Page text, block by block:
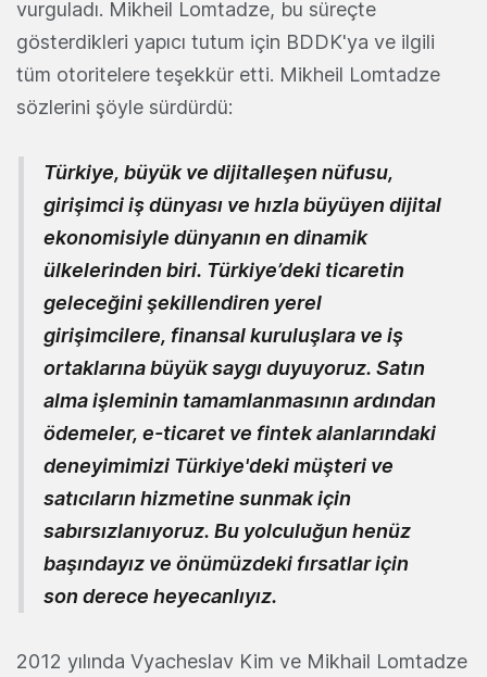
vurguladı. Mikheil Lomtadze, bu süreçte
gösterdikleri yapıcı tutum için BDDK'ya ve ilgili
tüm otoritelere teşekkür etti. Mikheil Lomtadze
sözlerini şöyle sürdürdü:
Türkiye, büyük ve dijitalleşen nüfusu,
girişimci iş dünyası ve hızla büyüyen dijital
ekonomisiyle dünyanın en dinamik
ülkelerinden biri. Türkiye’deki ticaretin
geleceğini şekillendiren yerel
girişimcilere, finansal kuruluşlara ve iş
ortaklarına büyük saygı duyuyoruz. Satın
alma işleminin tamamlanmasının ardından
ödemeler, e-ticaret ve fintek alanlarındaki
deneyimimizi Türkiye'deki müşteri ve
satıcıların hizmetine sunmak için
sabırsızlanıyoruz. Bu yolculuğun henüz
başındayız ve önümüzdeki fırsatlar için
son derece heyecanlıyız.
2012 yılında Vyacheslav Kim ve Mikhail Lomtadze